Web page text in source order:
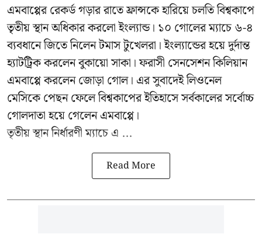
এমবাপ্পের রেকর্ড গড়ার রাতে ফ্রান্সকে হারিয়ে চলতি বিশ্বকাপে
তৃতীয় স্থান অধিকার করলো ইংল্যান্ড। ১০ গোলের ম্যাচে ৬-৪
ব্যবধানে জিতে নিলেন টমাস টুখেলরা। ইংল্যান্ডের হয়ে দুর্দান্ত
হ্যাটট্রিক করলেন বুকায়ো সাকা। ফরাসী সেনসেশন কিলিয়ান
এমবাপ্পে করলেন জোড়া গোল। এর সুবাদেই লিওনেল
মেসিকে পেছন ফেলে বিশ্বকাপের ইতিহাসে সর্বকালের সর্বোচ্চ
গোলদাতা হয়ে গেলেন এমবাপ্পে।
তৃতীয় স্থান নির্ধারণী ম্যাচে এ ...
Read More